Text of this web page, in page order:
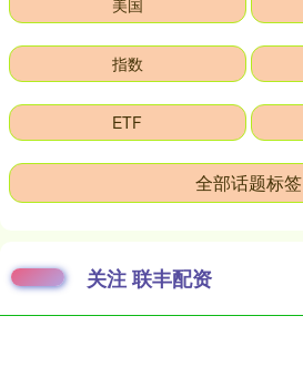
指数
ETF
全部话题标签
关注 联丰配资